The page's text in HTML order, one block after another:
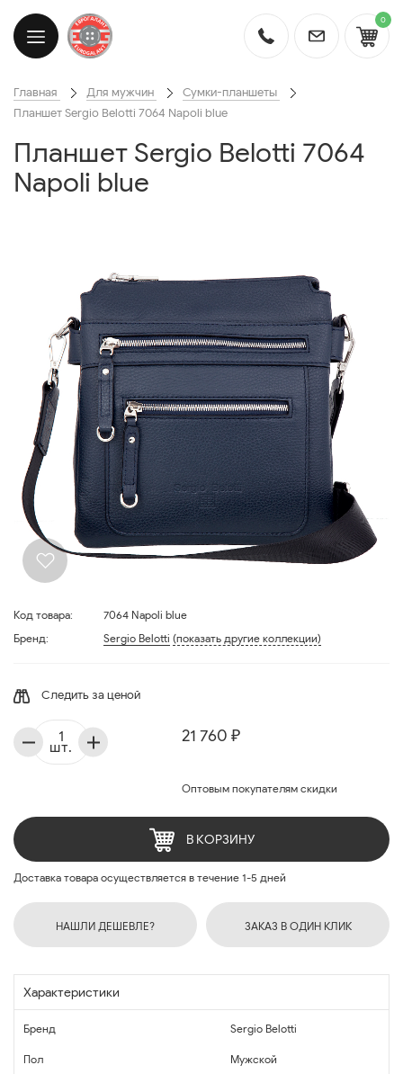
0
Главная Для мужчин
Сумки-планшеты
Планшет Sergio Belotti 7064 Napoli blue
Планшет Sergio Belotti 7064
Napoli blue
Код товара:
7064 Napoli blue
Бренд:
Sergio Belotti (показать другие коллекции)
Следить за ценой
21 760 ₽
Оптовым покупателям скидки
шт.
В КОРЗИНУ
Доставка товара осуществляется в течение 1-5 дней
НАШЛИ ДЕШЕВЛЕ? ЗАКАЗ В ОДИН КЛИК
Характеристики
Бренд Sergio Belotti
Пол Мужской